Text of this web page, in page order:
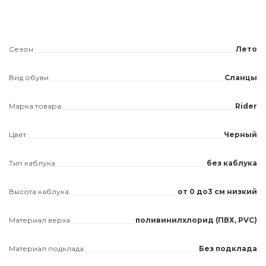
Сезон Лето
Вид обуви Сланцы
Марка товара Rider
Цвет Черный
Тип каблука без каблука
Высота каблука от 0 до3 см низкий
Материал верха поливинилхлорид (ПВХ, PVC)
Материал подклада Без подклада